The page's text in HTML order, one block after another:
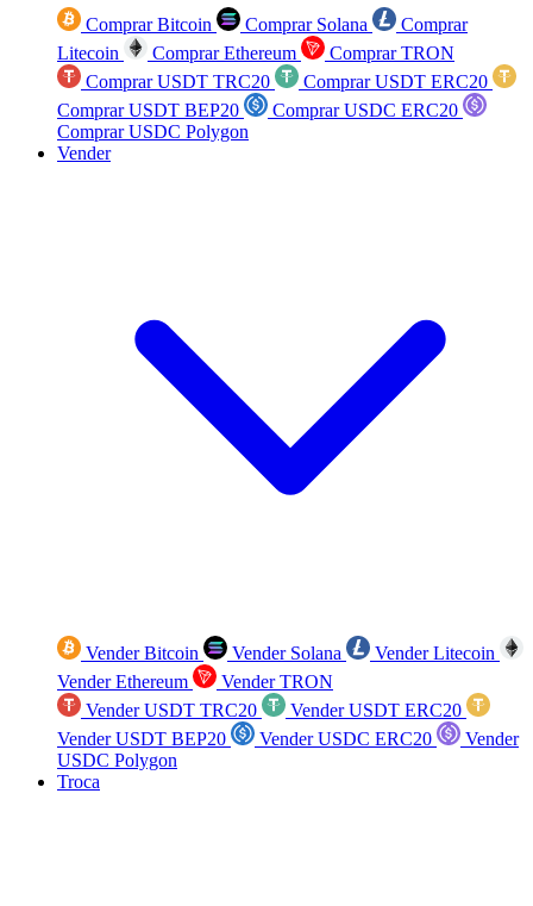
Comprar Bitcoin Comprar Solana
Comprar
Litecoin
Comprar Ethereum
Comprar TRON
Comprar USDT TRC20
Comprar USDT ERC20
Comprar USDT BEP20
Comprar USDC ERC20
Comprar USDC Polygon
Vender
Vender Bitcoin Vender Solana
Vender Litecoin
Vender Ethereum
Vender TRON
Vender USDT TRC20
Vender USDT ERC20
Vender USDT BEP20
Vender USDC ERC20
Vender
USDC Polygon
Troca